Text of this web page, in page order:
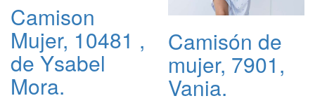
Camison
Mujer, 10481 ,
de Ysabel
Mora.
Camisón de
mujer, 7901,
Vania.